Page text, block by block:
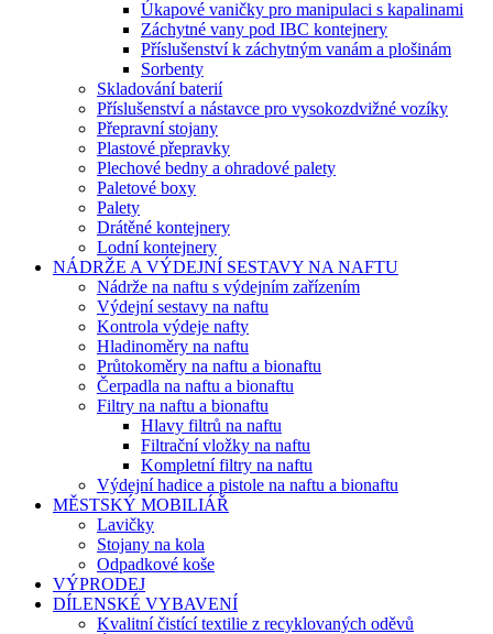
Úkapové vaničky pro manipulaci s kapalinami
Záchytné vany pod IBC kontejnery
Příslušenství k záchytným vanám a plošinám
Sorbenty
Skladování baterií
Příslušenství a nástavce pro vysokozdvižné vozíky
Přepravní stojany
Plastové přepravky
Plechové bedny a ohradové palety
Paletové boxy
Palety
Drátěné kontejnery
Lodní kontejnery
NÁDRŽE A VÝDEJNÍ SESTAVY NA NAFTU
Nádrže na naftu s výdejním zařízením
Výdejní sestavy na naftu
Kontrola výdeje nafty
Hladinoměry na naftu
Průtokoměry na naftu a bionaftu
Čerpadla na naftu a bionaftu
Filtry na naftu a bionaftu
Hlavy filtrů na naftu
Filtrační vložky na naftu
Kompletní filtry na naftu
Výdejní hadice a pistole na naftu a bionaftu
MĚSTSKÝ MOBILIÁŘ
Lavičky
Stojany na kola
Odpadkové koše
VÝPRODEJ
DÍLENSKÉ VYBAVENÍ
Kvalitní čistící textilie z recyklovaných oděvů